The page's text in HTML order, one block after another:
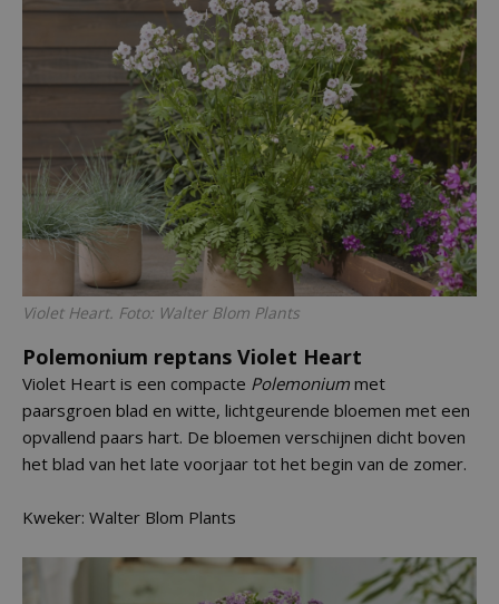
Violet Heart. Foto: Walter Blom Plants
Polemonium reptans Violet Heart
Violet Heart is een compacte Polemonium met
paarsgroen blad en witte, lichtgeurende bloemen met een
opvallend paars hart. De bloemen verschijnen dicht boven
het blad van het late voorjaar tot het begin van de zomer.
Kweker: Walter Blom Plants